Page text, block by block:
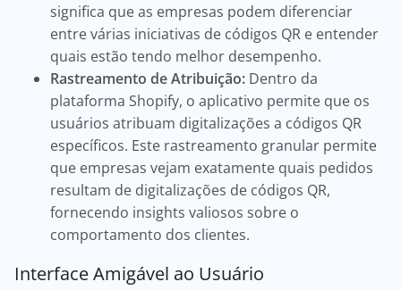
significa que as empresas podem diferenciar
entre várias iniciativas de códigos QR e entender
quais estão tendo melhor desempenho.
Rastreamento de Atribuição: Dentro da
plataforma Shopify, o aplicativo permite que os
usuários atribuam digitalizações a códigos QR
específicos. Este rastreamento granular permite
que empresas vejam exatamente quais pedidos
resultam de digitalizações de códigos QR,
fornecendo insights valiosos sobre o
comportamento dos clientes.
Interface Amigável ao Usuário